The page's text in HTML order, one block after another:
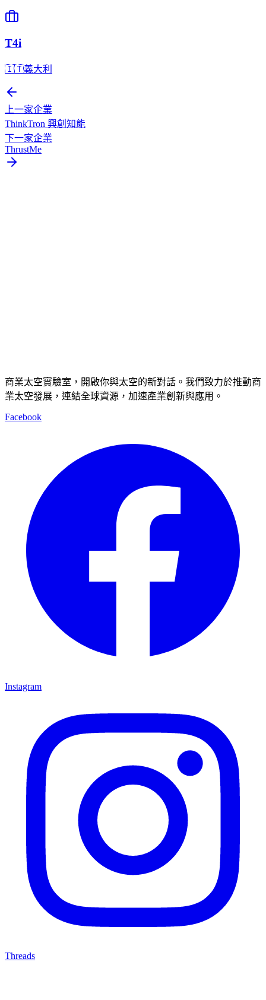
T4i
🇮🇹義大利
上一家企業
ThinkTron 興創知能
下一家企業
ThrustMe
商業太空實驗室，開啟你與太空的新對話。我們致力於推動商
業太空發展，連結全球資源，加速產業創新與應用。
Facebook
Instagram
Threads